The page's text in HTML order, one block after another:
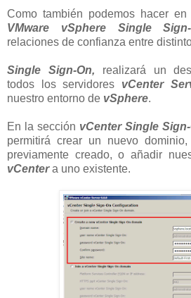
Como también podemos hacer en
VMware vSphere Single Sign-
relaciones de confianza entre
Single Sign-On, realizará un
todos los servidores vCenter
nuestro entorno de vSphere.
En la sección vCenter Single
permitirá crear un nuevo
previamente creado, o añadir
vCentera uno existente.